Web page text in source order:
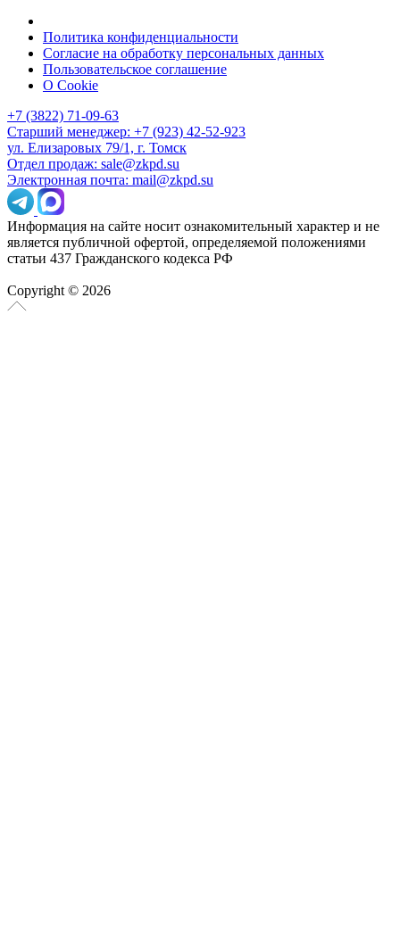
Политика конфиденциальности
Согласие на обработку персональных данных
Пользовательское соглашение
О Cookie
+7 (3822) 71-09-63
Старший менеджер: +7 (923) 42-52-923
ул. Елизаровых 79/1, г. Томск
Отдел продаж: sale@zkpd.su
Электронная почта: mail@zkpd.su
Информация на сайте носит ознакомительный характер и не
является публичной офертой, определяемой положениями
статьи 437 Гражданского кодекса РФ
Copyright © 2026